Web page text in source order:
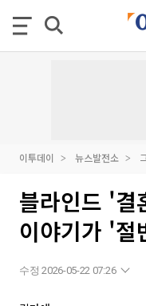
이투데이 뉴스발전소
블라인드 '
이야기가 '
수정 2026-05-22 07:26